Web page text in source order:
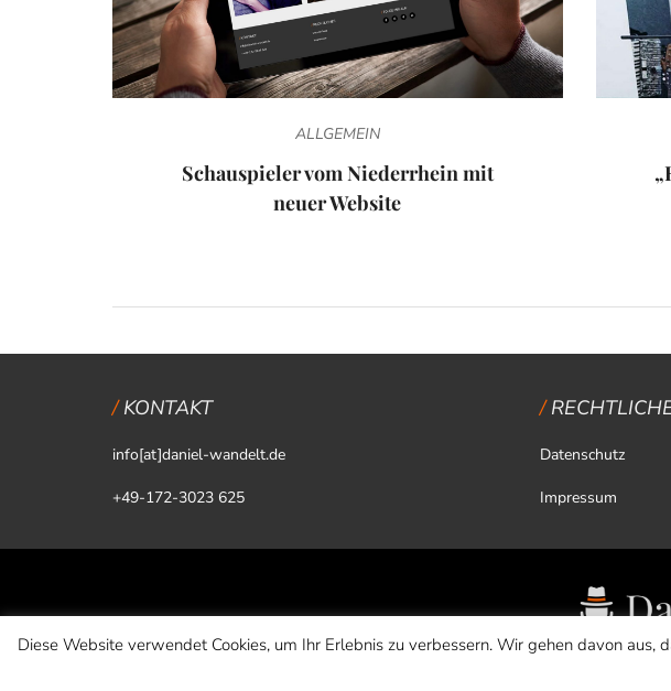
ALLGEMEIN
Schauspieler vom Niederrhein mit
neuer Website
KONTAKT
info[at]daniel-wandelt.de
+49-172-3023 625
Datenschutz
Impressum
Diese Website verwendet Cookies, um Ihr Erlebnis zu verbessern. Wir gehen davon